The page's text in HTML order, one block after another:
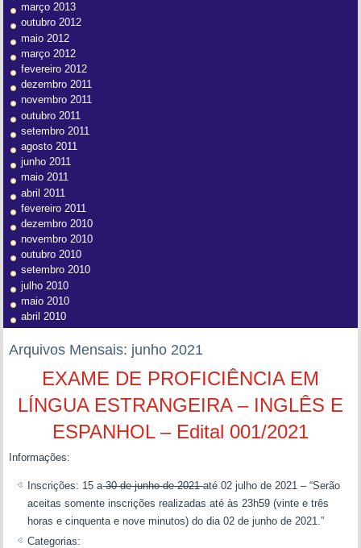
março 2013
outubro 2012
maio 2012
março 2012
fevereiro 2012
dezembro 2011
novembro 2011
outubro 2011
setembro 2011
agosto 2011
junho 2011
maio 2011
abril 2011
fevereiro 2011
dezembro 2010
novembro 2010
outubro 2010
setembro 2010
julho 2010
maio 2010
abril 2010
Arquivos Mensais: junho 2021
EXAME DE PROFICIÊNCIA EM
LÍNGUA ESTRANGEIRA – INGLÊS E
ESPANHOL – Edital 001/2021
Informações:
Inscrições: 15 a30 de junho de 2021até 02 julho de 2021 – “Serão
aceitas somente inscrições realizadas até às 23h59 (vinte e três
horas e cinquenta e nove minutos) do dia 02 de junho de 2021.”
Categorias: